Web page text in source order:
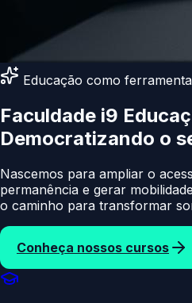
Educação como
Faculdade i9
Democratizando o
Nascemos para ampliar o
permanência e gerar
o caminho para transformar
Conheça nossos cursos